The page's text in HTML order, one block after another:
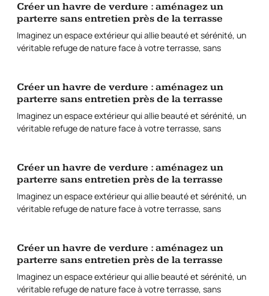
Créer un havre de verdure : aménagez un
parterre sans entretien près de la terrasse
Imaginez un espace extérieur qui allie beauté et sérénité, un
véritable refuge de nature face à votre terrasse, sans
Créer un havre de verdure : aménagez un
parterre sans entretien près de la terrasse
Imaginez un espace extérieur qui allie beauté et sérénité, un
véritable refuge de nature face à votre terrasse, sans
Créer un havre de verdure : aménagez un
parterre sans entretien près de la terrasse
Imaginez un espace extérieur qui allie beauté et sérénité, un
véritable refuge de nature face à votre terrasse, sans
Créer un havre de verdure : aménagez un
parterre sans entretien près de la terrasse
Imaginez un espace extérieur qui allie beauté et sérénité, un
véritable refuge de nature face à votre terrasse, sans